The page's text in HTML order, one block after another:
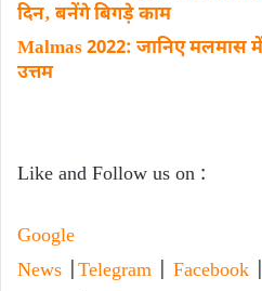
दिन‚ बनेंगे बिगड़े काम
Malmas 2022: जानिए मलमास
उत्तम
Like and Follow us on :
Google
News
Telegram Facebook